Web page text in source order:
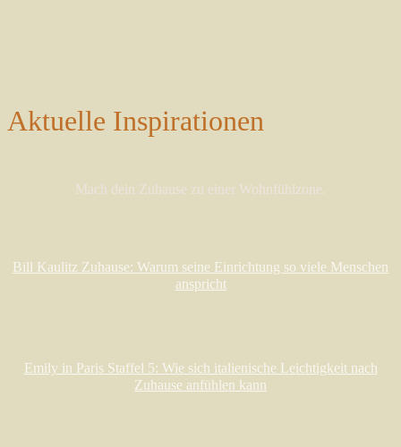
Aktuelle Inspirationen
Mach dein Zuhause zu einer Wohnfühlzone.
Bill Kaulitz Zuhause: Warum seine Einrichtung so viele Menschen
anspricht
Emily in Paris Staffel 5: Wie sich italienische Leichtigkeit nach
Zuhause anfühlen kann